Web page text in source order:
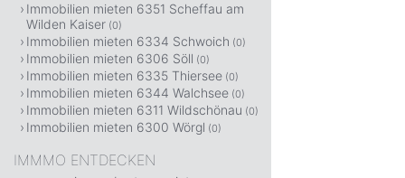
Immobilien mieten 6351 Scheffau am
Wilden Kaiser (0)
Immobilien mieten 6334 Schwoich (0)
Immobilien mieten 6306 Söll (0)
Immobilien mieten 6335 Thiersee (0)
Immobilien mieten 6344 Walchsee (0)
Immobilien mieten 6311 Wildschönau (0)
Immobilien mieten 6300 Wörgl (0)
IMMMO ENTDECKEN